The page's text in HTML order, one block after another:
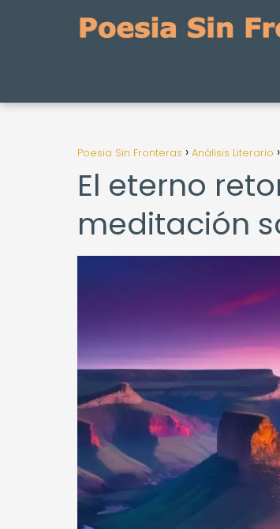
Poesia Sin Fronteras Análisis Literario
El eterno
meditación